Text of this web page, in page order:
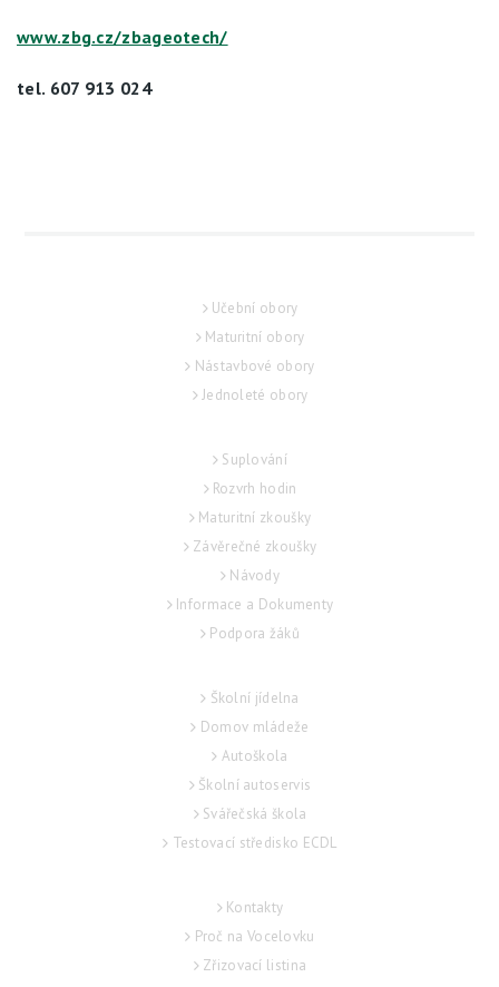
www.zbg.cz/zbageotech/
tel. 607 913 024
Učební obory
Maturitní obory
Nástavbové obory
Jednoleté obory
Suplování
Rozvrh hodin
Maturitní zkoušky
Závěrečné zkoušky
Návody
Informace a Dokumenty
Podpora žáků
Školní jídelna
Domov mládeže
Autoškola
Školní autoservis
Svářečská škola
Testovací středisko ECDL
Kontakty
Proč na Vocelovku
Zřizovací listina